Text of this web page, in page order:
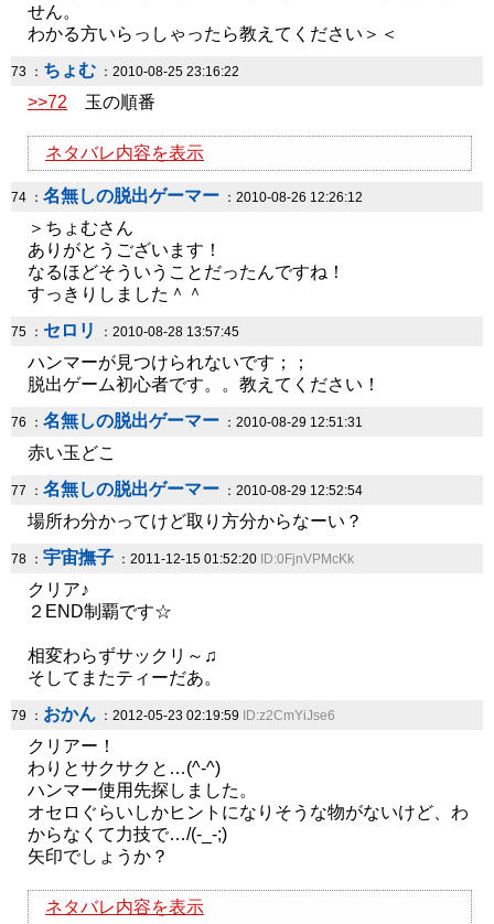
せん。
わかる方いらっしゃったら教えてください＞＜
73 ： ちょむ ：2010-08-25 23:16:22
>>72 玉の順番
ネタバレ内容を表示
74 ： 名無しの脱出ゲーマー ：2010-08-26 12:26:12
＞ちょむさん
ありがとうございます！
なるほどそういうことだったんですね！
すっきりしました＾＾
75 ： セロリ ：2010-08-28 13:57:45
ハンマーが見つけられないです；；
脱出ゲーム初心者です。。教えてください！
76 ： 名無しの脱出ゲーマー ：2010-08-29 12:51:31
赤い玉どこ
77 ： 名無しの脱出ゲーマー ：2010-08-29 12:52:54
場所わ分かってけど取り方分からなーい？
78 ： 宇宙撫子 ：2011-12-15 01:52:20 ID:0FjnVPMcKk
クリア♪
２END制覇です☆
相変わらずサックリ～♫
そしてまたティーだあ。
79 ： おかん ：2012-05-23 02:19:59 ID:z2CmYiJse6
クリアー！
わりとサクサクと…(^-^)
ハンマー使用先探しました。
オセロぐらいしかヒントになりそうな物がないけど、わ
からなくて力技で…/(-_-;)
矢印でしょうか？
ネタバレ内容を表示